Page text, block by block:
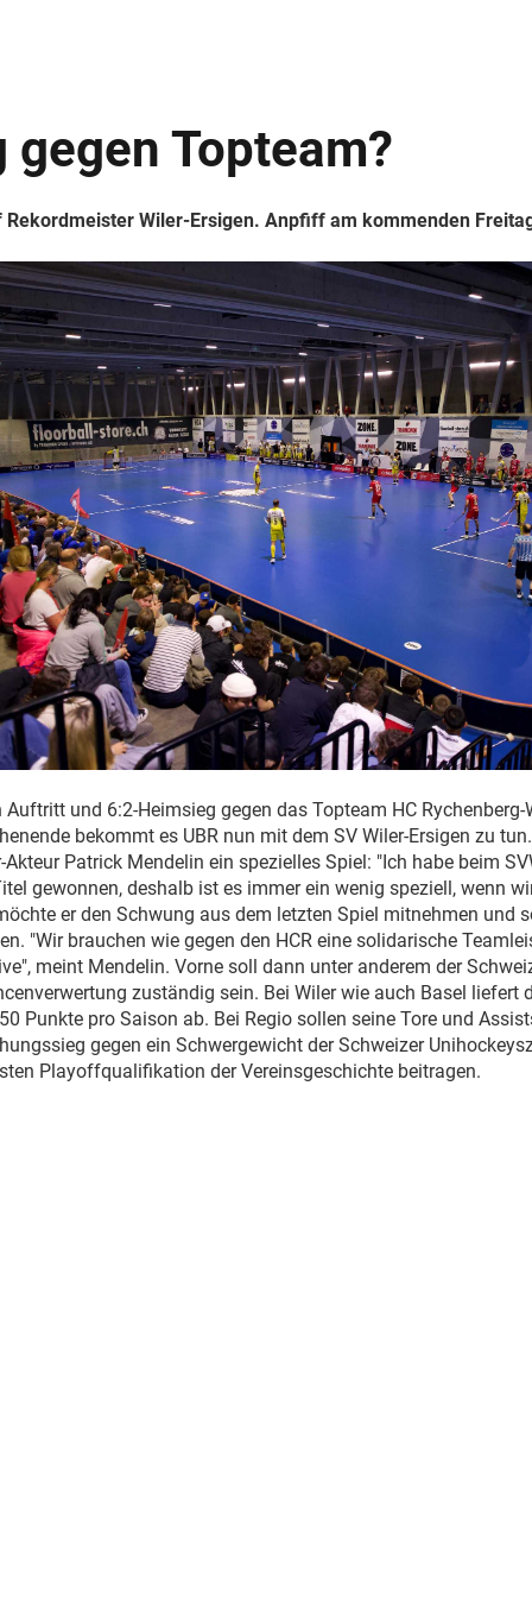
Topteam?
Wiler-Ersigen. Anpfiff am kommenden
und 6:2-Heimsieg gegen das Topteam HC Rychenberg-
bekommt es UBR nun mit dem SV Wiler-Ersigen zu
Patrick Mendelin ein spezielles Spiel: "Ich habe beim
gewonnen, deshalb ist es immer ein wenig speziell, wenn
er den Schwung aus dem letzten Spiel mitnehmen und
"Wir brauchen wie gegen den HCR eine solidarische
meint Mendelin. Vorne soll dann unter anderem der
zuständig sein. Bei Wiler wie auch Basel liefert
Punkte pro Saison ab. Bei Regio sollen seine Tore und
gegen ein Schwergewicht der Schweizer
Playoffqualifikation der Vereinsgeschichte beitragen.